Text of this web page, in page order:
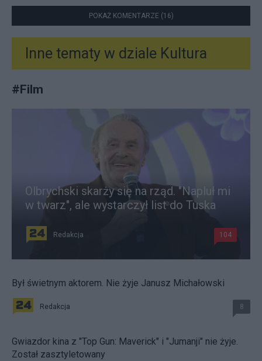
POKAŻ KOMENTARZE (16)
Inne tematy w dziale Kultura
#Film
Olbrychski skarży się na rząd. "Napluł mi
w twarz", ale wystarczył list do Tuska
Redakcja 104
Był świetnym aktorem. Nie żyje Janusz Michałowski
Redakcja 8
Gwiazdor kina z "Top Gun: Maverick" i "Jumanji" nie żyje.
Został zasztyletowany